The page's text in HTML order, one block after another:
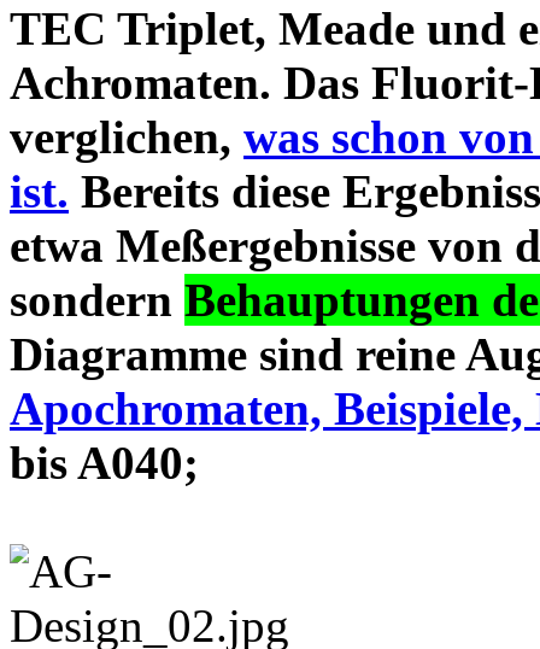
TEC Triplet, Meade und
Achromaten. Das
verglichen, was schon
ist. Bereits diese
etwa Meßergebnisse von
sondern Behauptungen
Diagramme sind reine
Apochromaten, Beispiele,
bis A040;